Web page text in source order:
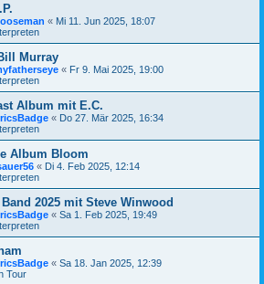
« Mi 11. Jun 2025, 18:07
Murray
« Fr 9. Mai 2025, 19:00
Album mit E.C.
« Do 27. Mär 2025, 16:34
Album Bloom
« Di 4. Feb 2025, 12:14
2025 mit Steve Winwood
« Sa 1. Feb 2025, 19:49
« Sa 18. Jan 2025, 12:39
Tour